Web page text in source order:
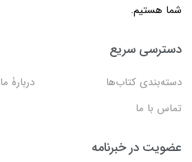
شما هستیم.
دسترسی سریع
دسته‌بندی کتاب‌ها
دربارۀ ما
تماس با ما
عضویت در خبرنامه